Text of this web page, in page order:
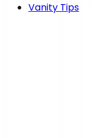
Vanity Tips